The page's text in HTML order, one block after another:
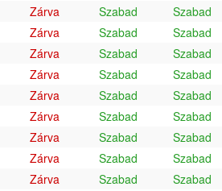
Zárva Szabad
Szabad
Zárva Szabad
Szabad
Zárva Szabad
Szabad
Zárva Szabad
Szabad
Zárva Szabad
Szabad
Zárva Szabad
Szabad
Zárva Szabad
Szabad
Zárva Szabad
Szabad
Zárva Szabad
Szabad